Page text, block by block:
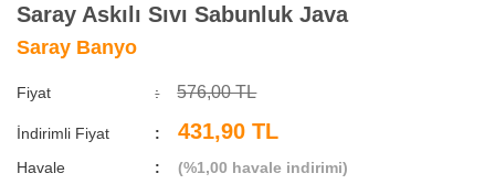
Saray Askılı Sıvı Sabunluk Java
Saray Banyo
Fiyat 576,00 TL
İndirimli Fiyat 431,90 TL
Havale (%1,00 havale indirimi)